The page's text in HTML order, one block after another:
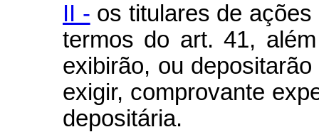
II - os titulares de
termos do art. 41,
exibirão, ou
exigir, comprovante
depositária.